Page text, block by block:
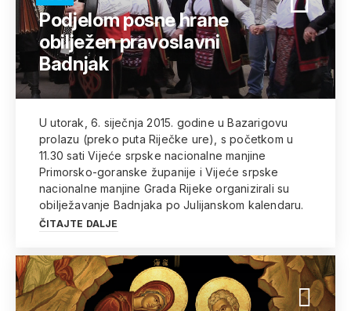
Podjelom posne hrane
obilježen pravoslavni
Badnjak
U utorak, 6. siječnja 2015. godine u Bazarigovu
prolazu (preko puta Riječke ure), s početkom u
11.30 sati Vijeće srpske nacionalne manjine
Primorsko-goranske županije i Vijeće srpske
nacionalne manjine Grada Rijeke organizirali su
obilježavanje Badnjaka po Julijanskom kalendaru.
ČITAJTE DALJE